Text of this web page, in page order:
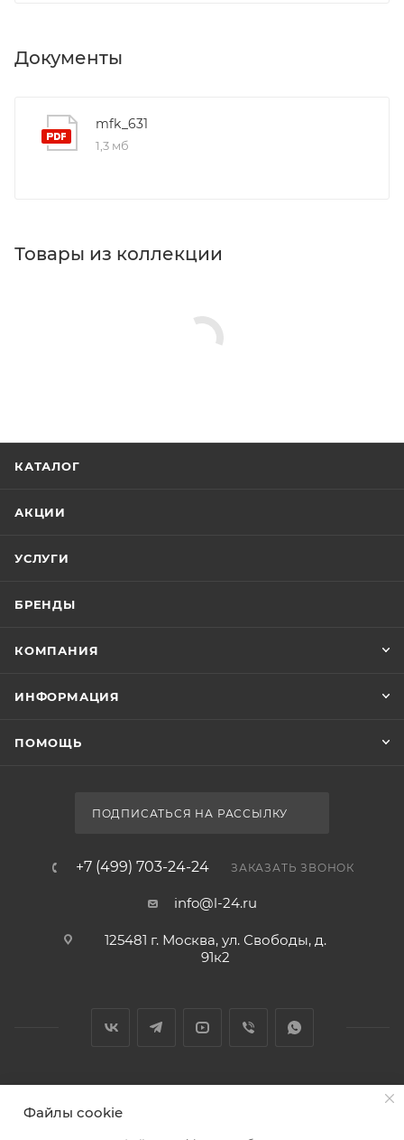
Документы
mfk_631
1,3 мб
Товары из коллекции
КАТАЛОГ
АКЦИИ
УСЛУГИ
БРЕНДЫ
КОМПАНИЯ
ИНФОРМАЦИЯ
ПОМОЩЬ
ПОДПИСАТЬСЯ НА РАССЫЛКУ
+7 (499) 703-24-24 ЗАКАЗАТЬ ЗВОНОК
info@l-24.ru
125481 г. Москва, ул. Свободы, д.
91к2
Файлы cookie